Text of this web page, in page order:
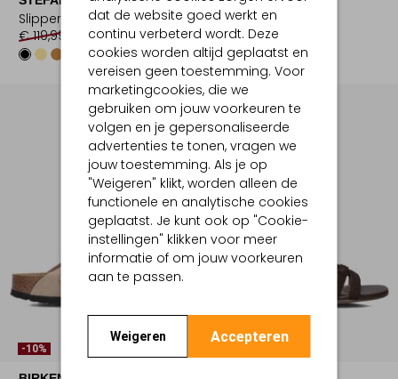
dat de website goed werkt en
continu verbeterd wordt. Deze
cookies worden altijd geplaatst en
vereisen geen toestemming. Voor
marketingcookies, die we
gebruiken om jouw voorkeuren te
volgen en je gepersonaliseerde
advertenties te tonen, vragen we
jouw toestemming. Als je op
"Weigeren" klikt, worden alleen de
functionele en analytische cookies
geplaatst. Je kunt ook op "Cookie-
instellingen" klikken voor meer
informatie of om jouw voorkeuren
aan te passen.
Weigeren Accepteren
Slippers
€ 119,99
€ 83,99
Teenslippers
€ 39,99 € 35,99
-10%